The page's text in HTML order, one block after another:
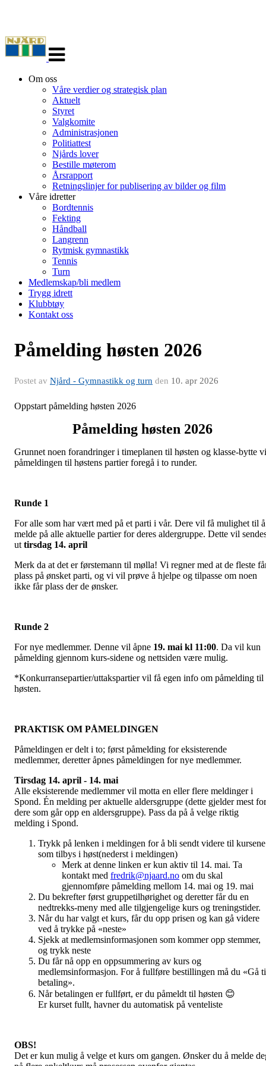
navigasjon
Om oss
Våre verdier og strategisk plan
Aktuelt
Styret
Valgkomite
Administrasjonen
Politiattest
Njårds lover
Bestille møterom
Årsrapport
Retningslinjer for publisering av bilder og film
Våre idretter
Bordtennis
Fekting
Håndball
Langrenn
Rytmisk gymnastikk
Tennis
Turn
Medlemskap/bli medlem
Trygg idrett
Klubbtøy
Kontakt oss
Påmelding høsten 2026
Postet av Njård - Gymnastikk og turn den 10. apr 2026
Oppstart påmelding høsten 2026
Påmelding høsten 2026
Grunnet noen forandringer i timeplanen til høsten og klasse-bytte
påmeldingen til høstens partier foregå i to runder.
Runde 1
For alle som har vært med på et parti i vår. Dere vil få mulighet til å
melde på alle aktuelle partier for deres aldergruppe. Dette vil
ut tirsdag 14. april
Merk da at det er førstemann til mølla! Vi regner med at de fleste
plass på ønsket parti, og vi vil prøve å hjelpe og tilpasse om noen
ikke får plass der de ønsker.
Runde 2
For nye medlemmer. Denne vil åpne 19. mai kl 11:00. Da vil kun
påmelding gjennom kurs-sidene og nettsiden være mulig.
*Konkurransepartier/uttakspartier vil få egen info om påmelding til
høsten.
PRAKTISK OM PÅMELDINGEN
Påmeldingen er delt i to; først påmelding for eksisterende
medlemmer, deretter åpnes påmeldingen for nye medlemmer.
Tirsdag 14. april - 14. mai
Alle eksisterende medlemmer vil motta en eller flere meldinger i
Spond. Én melding per aktuelle aldersgruppe (dette gjelder mest for
dere som går opp en aldersgruppe). Pass da på å velge riktig
melding i Spond.
Trykk på lenken i meldingen for å bli sendt videre til kursene
som tilbys i høst(nederst i meldingen)
Merk at denne linken er kun aktiv til 14. mai. Ta
kontakt med fredrik@njaard.no om du skal
gjennomføre påmelding mellom 14. mai og 19. mai
Du bekrefter først gruppetilhørighet og deretter får du en
nedtrekks-meny med alle tilgjengelige kurs og treningstider.
Når du har valgt et kurs, får du opp prisen og kan gå videre
ved å trykke på «neste»
Sjekk at medlemsinformasjonen som kommer opp stemmer,
og trykk neste
Du får nå opp en oppsummering av kurs og
medlemsinformasjon. For å fullføre bestillingen må du «Gå
betaling».
Når betalingen er fullført, er du påmeldt til høsten 😊
Er kurset fullt, havner du automatisk på venteliste
OBS!
Det er kun mulig å velge et kurs om gangen. Ønsker du å melde